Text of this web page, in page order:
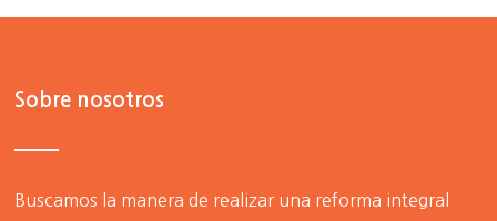
Sobre nosotros
Buscamos la manera de realizar una reforma integral